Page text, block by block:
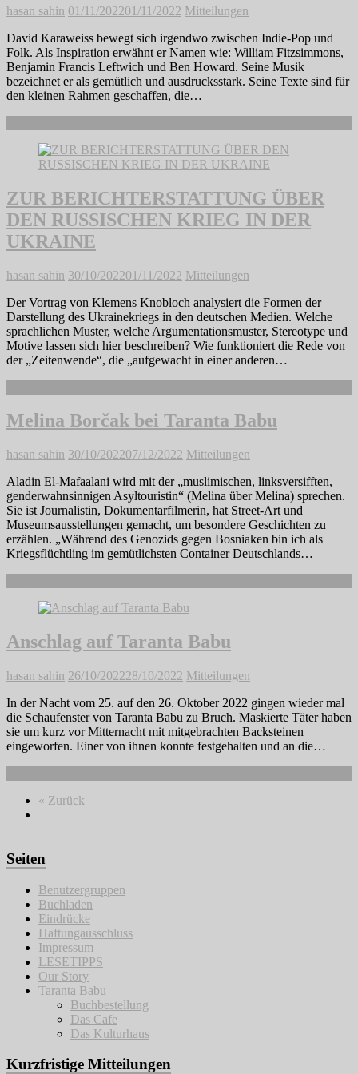
hasan sahin 01/11/202201/11/2022 Mitteilungen
David Karaweiss bewegt sich irgendwo zwischen Indie-Pop und
Folk. Als Inspiration erwähnt er Namen wie: William Fitzsimmons,
Benjamin Francis Leftwich und Ben Howard. Seine Musik
bezeichnet er als gemütlich und ausdrucksstark. Seine Texte sind für
den kleinen Rahmen geschaffen, die…
ZUR BERICHTERSTATTUNG ÜBER
DEN RUSSISCHEN KRIEG IN DER
UKRAINE
hasan sahin 30/10/202201/11/2022 Mitteilungen
Der Vortrag von Klemens Knobloch analysiert die Formen der
Darstellung des Ukrainekriegs in den deutschen Medien. Welche
sprachlichen Muster, welche Argumentationsmuster, Stereotype und
Motive lassen sich hier beschreiben? Wie funktioniert die Rede von
der „Zeitenwende“, die „aufgewacht in einer anderen…
Melina Borčak bei Taranta Babu
hasan sahin 30/10/202207/12/2022 Mitteilungen
Aladin El-Mafaalani wird mit der „muslimischen, linksversifften,
genderwahnsinnigen Asyltouristin“ (Melina über Melina) sprechen.
Sie ist Journalistin, Dokumentarfilmerin, hat Street-Art und
Museumsausstellungen gemacht, um besondere Geschichten zu
erzählen. „Während des Genozids gegen Bosniaken bin ich als
Kriegsflüchtling im gemütlichsten Container Deutschlands…
Anschlag auf Taranta Babu
hasan sahin 26/10/202228/10/2022 Mitteilungen
In der Nacht vom 25. auf den 26. Oktober 2022 gingen wieder mal
die Schaufenster von Taranta Babu zu Bruch. Maskierte Täter haben
sie um kurz vor Mitternacht mit mitgebrachten Backsteinen
eingeworfen. Einer von ihnen konnte festgehalten und an die…
« Zurück
Seiten
Benutzergruppen
Buchladen
Eindrücke
Haftungausschluss
Impressum
LESETIPPS
Our Story
Taranta Babu
Buchbestellung
Das Cafe
Das Kulturhaus
Kurzfristige Mitteilungen